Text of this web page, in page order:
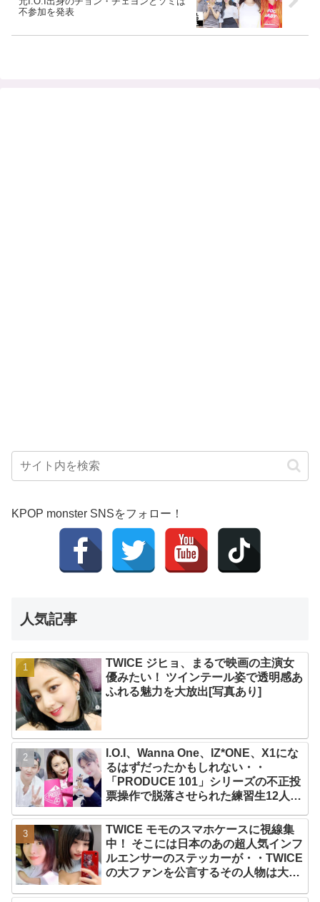
不参加を発表
KPOP monster SNSをフォロー！
人気記事
TWICE ジヒョ、まるで映画の主演女
優みたい！ ツインテール姿で透明感あ
ふれる魅力を大放出[写真あり]
I.O.I、Wanna One、IZ*ONE、X1にな
るはずだったかもしれない・・
「PRODUCE 101」シリーズの不正投
票操作で脱落させられた練習生12人の
TWICE モモのスマホケースに視線集
中！ そこには日本のあの超人気インフ
ルエンサーのステッカーが・・TWICE
の大ファンを公言するその人物は大よ